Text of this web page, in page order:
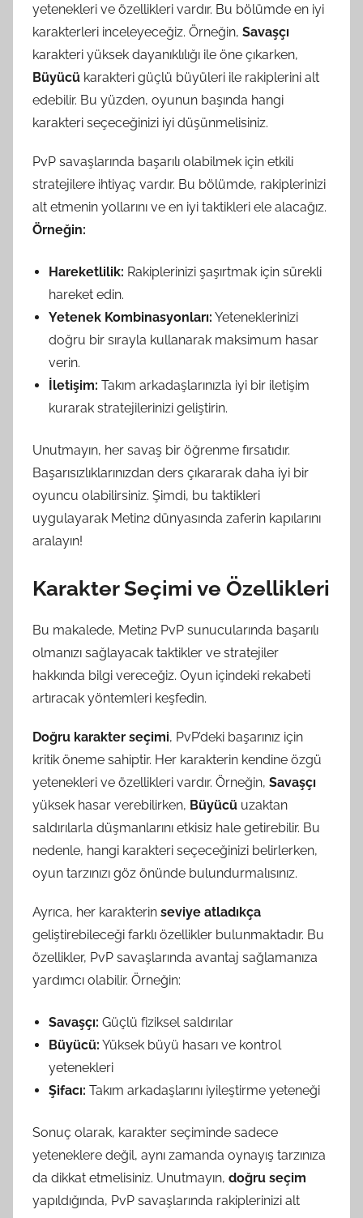
yetenekleri ve özellikleri vardır. Bu bölümde en iyi
karakterleri inceleyeceğiz. Örneğin, Savaşçı
karakteri yüksek dayanıklılığı ile öne çıkarken,
Büyücü karakteri güçlü büyüleri ile rakiplerini alt
edebilir. Bu yüzden, oyunun başında hangi
karakteri seçeceğinizi iyi düşünmelisiniz.
PvP savaşlarında başarılı olabilmek için etkili
stratejilere ihtiyaç vardır. Bu bölümde, rakiplerinizi
alt etmenin yollarını ve en iyi taktikleri ele alacağız.
Örneğin:
Hareketlilik: Rakiplerinizi şaşırtmak için sürekli
hareket edin.
Yetenek Kombinasyonları: Yeteneklerinizi
doğru bir sırayla kullanarak maksimum hasar
verin.
İletişim: Takım arkadaşlarınızla iyi bir iletişim
kurarak stratejilerinizi geliştirin.
Unutmayın, her savaş bir öğrenme fırsatıdır.
Başarısızlıklarınızdan ders çıkararak daha iyi bir
oyuncu olabilirsiniz. Şimdi, bu taktikleri
uygulayarak Metin2 dünyasında zaferin kapılarını
aralayın!
Karakter Seçimi ve Özellikleri
Bu makalede, Metin2 PvP sunucularında başarılı
olmanızı sağlayacak taktikler ve stratejiler
hakkında bilgi vereceğiz. Oyun içindeki rekabeti
artıracak yöntemleri keşfedin.
Doğru karakter seçimi, PvP’deki başarınız için
kritik öneme sahiptir. Her karakterin kendine özgü
yetenekleri ve özellikleri vardır. Örneğin, Savaşçı
yüksek hasar verebilirken, Büyücü uzaktan
saldırılarla düşmanlarını etkisiz hale getirebilir. Bu
nedenle, hangi karakteri seçeceğinizi belirlerken,
oyun tarzınızı göz önünde bulundurmalısınız.
Ayrıca, her karakterin seviye atladıkça
geliştirebileceği farklı özellikler bulunmaktadır. Bu
özellikler, PvP savaşlarında avantaj sağlamanıza
yardımcı olabilir. Örneğin:
Savaşçı: Güçlü fiziksel saldırılar
Büyücü: Yüksek büyü hasarı ve kontrol
yetenekleri
Şifacı: Takım arkadaşlarını iyileştirme yeteneği
Sonuç olarak, karakter seçiminde sadece
yeteneklere değil, aynı zamanda oynayış tarzınıza
da dikkat etmelisiniz. Unutmayın, doğru seçim
yapıldığında, PvP savaşlarında rakiplerinizi alt